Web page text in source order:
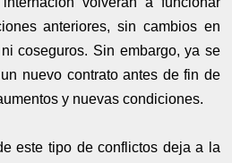
anteriores, sin cambios en
coseguros. Sin embargo, ya se
nuevo contrato antes de fin de
y nuevas condiciones.
este tipo de conflictos deja a la